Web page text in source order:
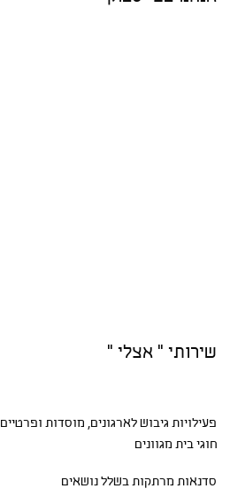
שירותי " אצלי "
פעילויות גיבושלארגונים, מוסדות ופרטיים
חוגי בית מגוונים
סדנאות מרתקות בשלל נושאים